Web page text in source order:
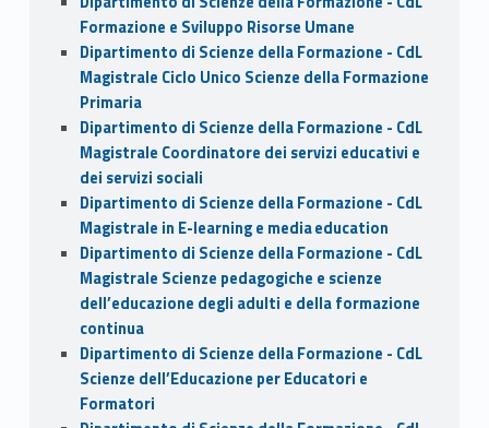
Formazione e Sviluppo Risorse Umane
Dipartimento di Scienze della Formazione - CdL
Magistrale Ciclo Unico Scienze della Formazione
Primaria
Dipartimento di Scienze della Formazione - CdL
Magistrale Coordinatore dei servizi educativi e
dei servizi sociali
Dipartimento di Scienze della Formazione - CdL
Magistrale in E-learning e media education
Dipartimento di Scienze della Formazione - CdL
Magistrale Scienze pedagogiche e scienze
dell’educazione degli adulti e della formazione
continua
Dipartimento di Scienze della Formazione - CdL
Scienze dell’Educazione per Educatori e
Formatori